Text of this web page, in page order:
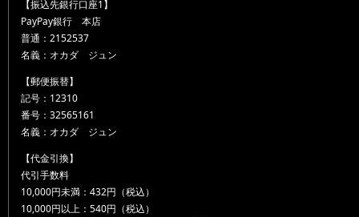
【振込先銀行口座1】
PayPay銀行 本店
普通：2152537
名義：オカダ ジュン
【郵便振替】
記号：12310
番号：32565161
名義：オカダ ジュン
【代金引換】
代引手数料
10,000円未満：432円（税込）
10,000円以上：540円（税込）